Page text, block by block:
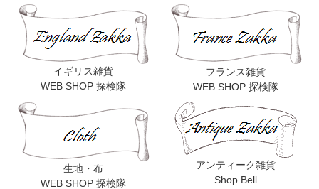
イギリス雑貨
WEB SHOP 探検隊
フランス雑貨
WEB SHOP 探検隊
生地・布
WEB SHOP 探検隊
アンティーク雑貨
Shop Bell